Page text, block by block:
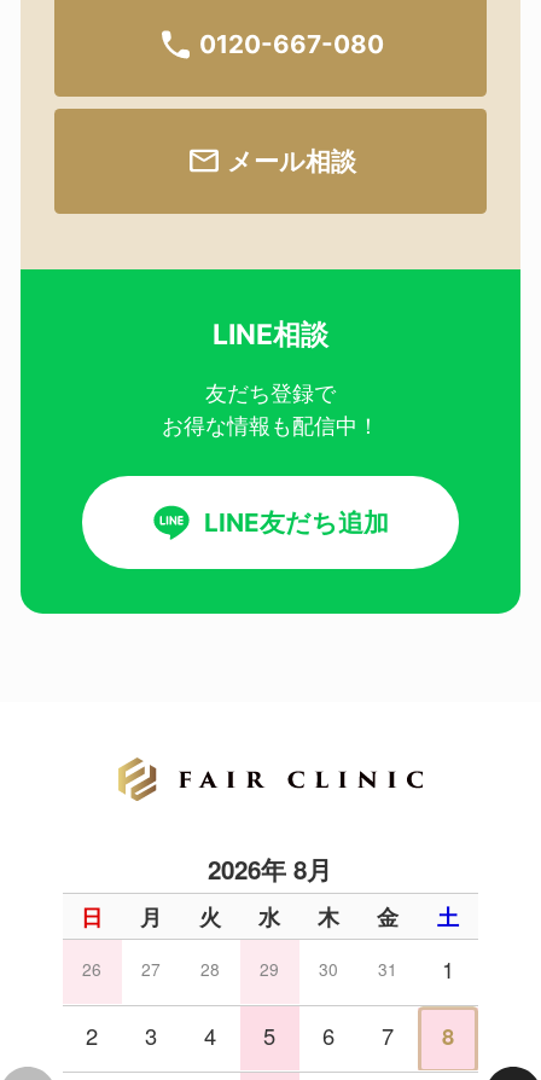
0120-667-080
メール相談
LINE相談
友だち登録で
お得な情報も配信中！
LINE友だち追加
2026年 8月
日 月 火 水 木 金 土
26 27 28 29 30 31 1
2 3 4 5 6 7 8